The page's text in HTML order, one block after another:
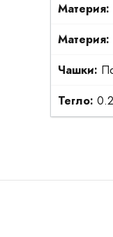
Материя:
Материя:
Чашки:
Тегло: